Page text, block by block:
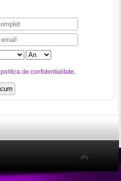
politica de confidentialitate.